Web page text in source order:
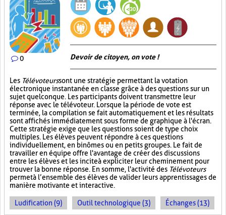
0 Devoir de citoyen, on vote !
Les Télévoteurssont une stratégie permettant la votation
électronique instantanée en classe grâce à des questions sur un
sujet quelconque. Les participants doivent transmettre leur
réponse avec le télévoteur. Lorsque la période de vote est
terminée, la compilation se fait automatiquement et les résultats
sont affichés immédiatement sous forme de graphique à l'écran.
Cette stratégie exige que les questions soient de type choix
multiples. Les élèves peuvent répondre à ces questions
individuellement, en binômes ou en petits groupes. Le fait de
travailler en équipe offre l'avantage de créer des discussions
entre les élèves et les incite à expliciter leur cheminement pour
trouver la bonne réponse. En somme, l'activité des Télévoteurs
permet à l’ensemble des élèves de valider leurs apprentissages de
manière motivante et interactive.
Ludification (9) Outil technologique (3) Échanges (13)